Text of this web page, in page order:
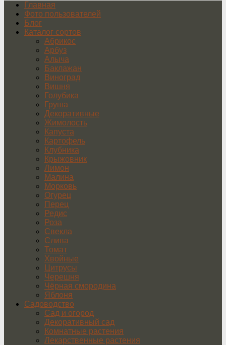
Главная
Фото пользователей
Блог
Каталог сортов
Абрикос
Арбуз
Алыча
Баклажан
Виноград
Вишня
Голубика
Груша
Декоративные
Жимолость
Капуста
Картофель
Клубника
Крыжовник
Лимон
Малина
Морковь
Огурец
Перец
Редис
Роза
Свекла
Слива
Томат
Хвойные
Цитрусы
Черешня
Чёрная смородина
Яблоня
Садоводство
Сад и огород
Декоративный сад
Комнатные растения
Лекарственные растения